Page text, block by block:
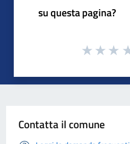
su questa pagina?
Contatta il comune